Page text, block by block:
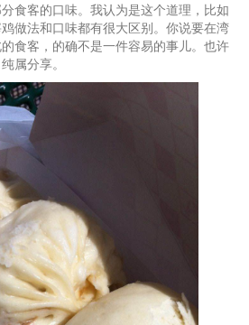
食客的口味。我认为是这个道理，比如
做法和口味都有很大区别。你说要在湾
食客，的确不是一件容易的事儿。也许
属分享。